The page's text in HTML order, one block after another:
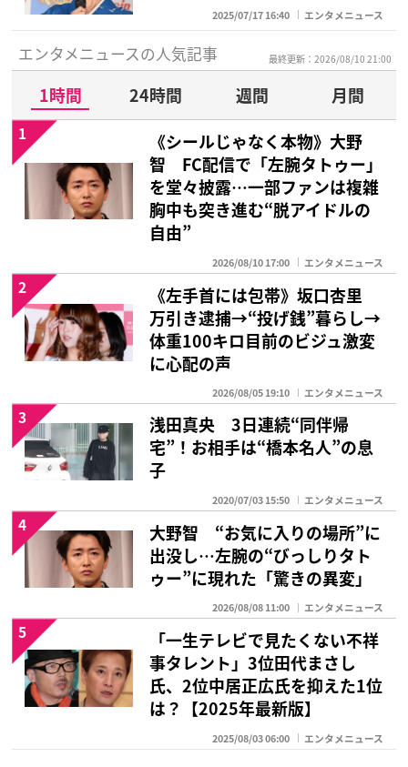
2025/07/17 16:40 エンタメニュース
エンタメニュースの人気記事 最終更新：2026/08/10 21:00
1時間 24時間 週間
月間
《シールじゃなく本物》大野
智 FC配信で「左腕タトゥー」
を堂々披露…一部ファンは複雑
胸中も突き進む“脱アイドルの
自由”
2026/08/10 17:00 エンタメニュース
1
《左手首には包帯》坂口杏里
万引き逮捕→“投げ銭”暮らし→
体重100キロ目前のビジュ激変
に心配の声
2026/08/05 19:10 エンタメニュース
2
浅田真央 3日連続“同伴帰
宅”！お相手は“橋本名人”の息
子
2020/07/03 15:50 エンタメニュース
3
大野智 “お気に入りの場所”に
出没し…左腕の“びっしりタト
ゥー”に現れた「驚きの異変」
2026/08/08 11:00 エンタメニュース
4
「一生テレビで見たくない不祥
事タレント」3位田代まさし
氏、2位中居正広氏を抑えた1位
は？【2025年最新版】
2025/08/03 06:00 エンタメニュース
5